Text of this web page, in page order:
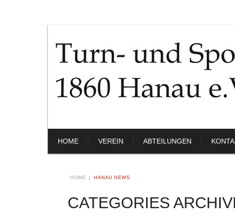
HOME VEREIN ABTEILUNGEN
HOME HANAU NEWS
CATEGORIES